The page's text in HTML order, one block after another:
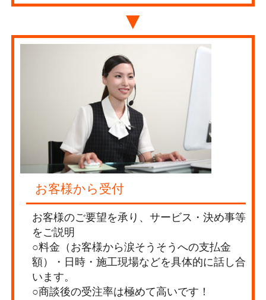
▼
お客様から受付
お客様のご要望を承り、サービス・決め事等
をご説明
○料金（お客様から涙そうそうへの支払金
額）・日時・施工現場などを具体的に話し合
います。
○商談後の受注率は極めて高いです！